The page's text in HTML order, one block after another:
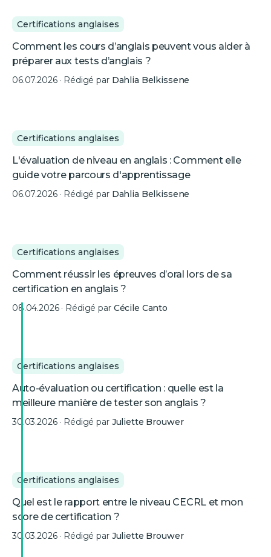
Certifications anglaises
Comment les cours d’anglais peuvent vous aider à
préparer aux tests d’anglais ?
06.07.2026· Rédigé par Dahlia Belkissene
Certifications anglaises
L'évaluation de niveau en anglais : Comment elle
guide votre parcours d'apprentissage
06.07.2026· Rédigé par Dahlia Belkissene
Certifications anglaises
Comment réussir les épreuves d’oral lors de sa
certification en anglais ?
08.04.2026· Rédigé par Cécile Canto
Certifications anglaises
Auto-évaluation ou certification : quelle est la
meilleure manière de tester son anglais ?
30.03.2026· Rédigé par Juliette Brouwer
Certifications anglaises
Quel est le rapport entre le niveau CECRL et mon
score de certification ?
30.03.2026· Rédigé par Juliette Brouwer